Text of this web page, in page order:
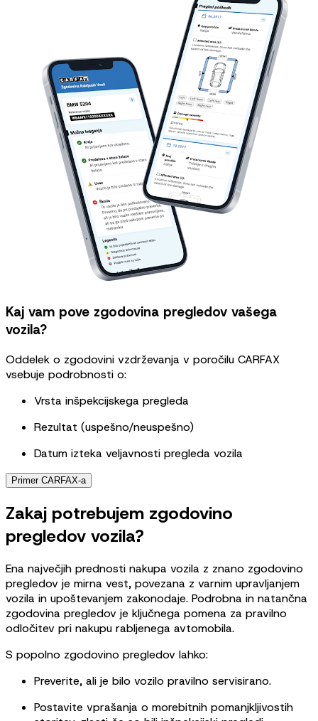
Kaj vam pove zgodovina pregledov vašega
vozila?
Oddelek o zgodovini vzdrževanja v poročilu CARFAX
vsebuje podrobnosti o:
Vrsta inšpekcijskega pregleda
Rezultat (uspešno/neuspešno)
Datum izteka veljavnosti pregleda vozila
Primer CARFAX-a
Zakaj potrebujem zgodovino
pregledov vozila?
Ena največjih prednosti nakupa vozila z znano zgodovino
pregledov je mirna vest, povezana z varnim upravljanjem
vozila in upoštevanjem zakonodaje. Podrobna in natančna
zgodovina pregledov je ključnega pomena za pravilno
odločitev pri nakupu rabljenega avtomobila.
S popolno zgodovino pregledov lahko:
Preverite, ali je bilo vozilo pravilno servisirano.
Postavite vprašanja o morebitnih pomanjkljivostih